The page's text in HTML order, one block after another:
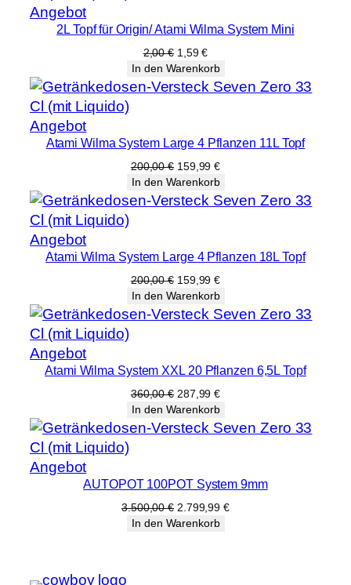
AngebotProdukt
im
2L Topf für Origin/ Atami Wilma System Mini
2,00€ Ursprünglicher
Preis
war:
2,00 €
1,59€Aktueller
Preis
ist:
1,59 €.
In den Warenkorb
AngebotProdukt
im
Angebot
Atami Wilma System Large 4 Pflanzen 11L Topf
200,00€ Ursprünglicher
Preis
war:
200,00 €
159,99€Aktueller
Preis
ist:
159,99 €.
In den Warenkorb
AngebotProdukt
im
Angebot
Atami Wilma System Large 4 Pflanzen 18L Topf
200,00€ Ursprünglicher
Preis
war:
200,00 €
159,99€Aktueller
Preis
ist:
159,99 €.
In den Warenkorb
AngebotProdukt
im
Angebot
Atami Wilma System XXL 20 Pflanzen 6,5L Topf
360,00€ Ursprünglicher
Preis
war:
360,00 €
287,99€Aktueller
Preis
ist:
287,99 €.
In den Warenkorb
AngebotProdukt
im
Angebot
AUTOPOT 100POT System 9mm
3.500,00€ Ursprünglicher
Preis
2.799,99€Aktueller
In den Warenkorb